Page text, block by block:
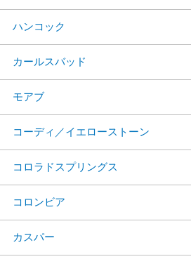
ハンコック
カールスバッド
モアブ
コーディ／イエローストーン
コロラドスプリングス
コロンビア
カスパー